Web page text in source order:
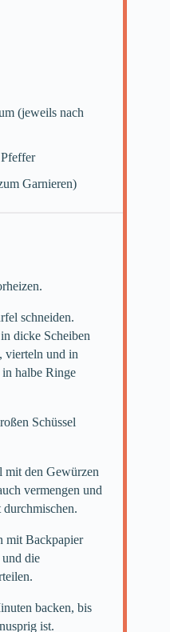
(jeweils nach
Garnieren)
schneiden.
dicke Scheiben
vierteln und in
halbe Ringe
Schüssel
mit den Gewürzen
vermengen und
durchmischen.
mit Backpapier
und die
backen, bis
ist.